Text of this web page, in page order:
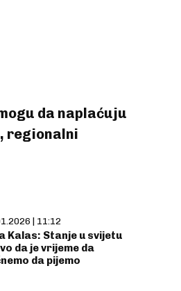
da naplaćuju
regionalni
| 11:12
Kalas: Stanje u svijetu
da je vrijeme da
da pijemo